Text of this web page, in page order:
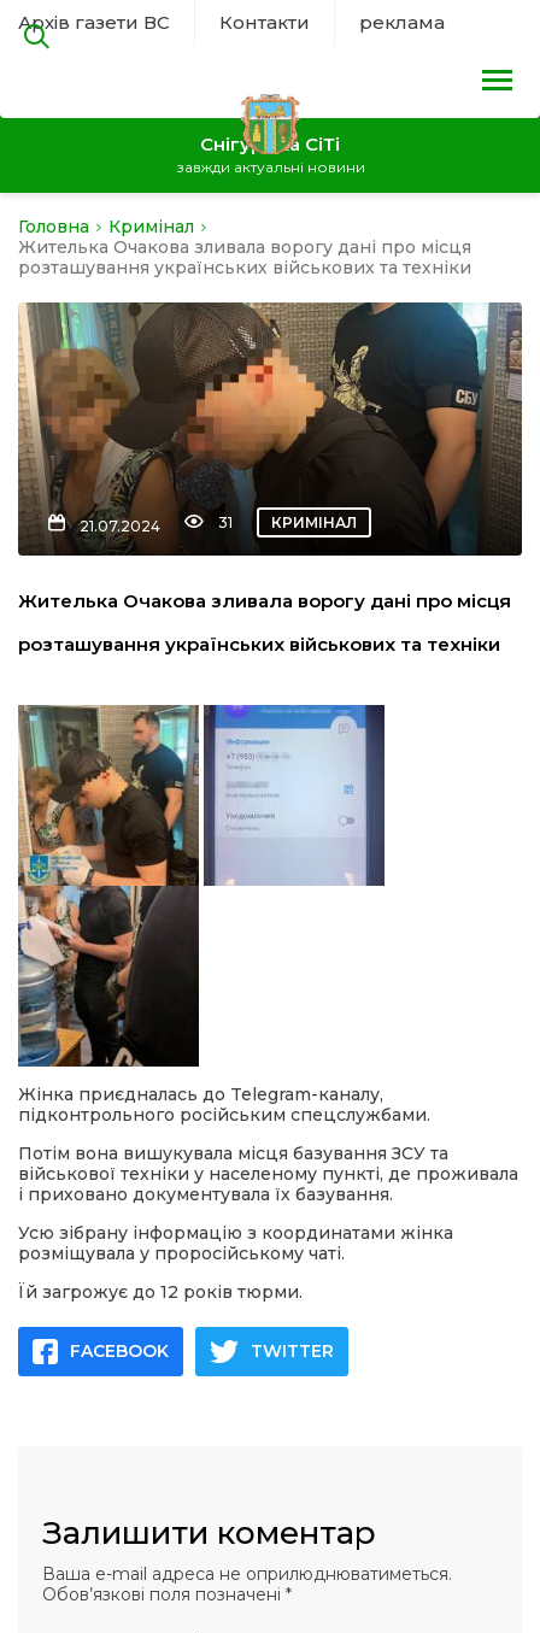
Архів газети ВС Контакти реклама
Снігурівка СіТі
завжди актуальні новини
політика
Головна
Кримінал
Жителька Очакова зливала ворогу дані про місця
розташування українських військових та техніки
21.07.2024 31 КРИМІНАЛ
Жителька Очакова зливала ворогу дані про місця
розташування українських військових та техніки
Жінка приєдналась до Telegram-каналу,
підконтрольного російським спецслужбами.
Потім вона вишукувала місця базування ЗСУ та
військової техніки у населеному пункті, де проживала
і приховано документувала їх базування.
Усю зібрану інформацію з координатами жінка
розміщувала у проросійському чаті.
Їй загрожує до 12 років тюрми.
FACEBOOK TWITTER
Залишити коментар
Ваша e-mail адреса не оприлюднюватиметься.
Обов’язкові поля позначені *